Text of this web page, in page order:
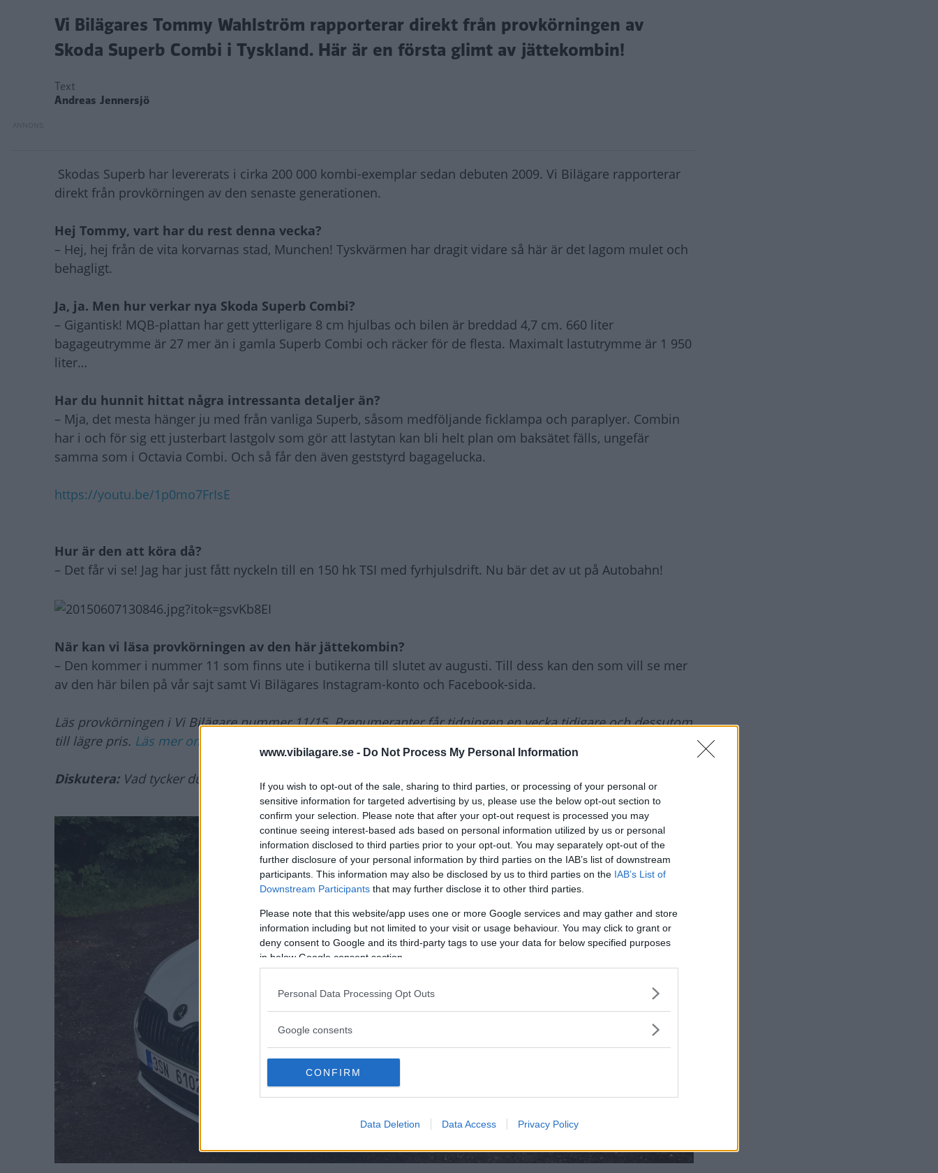
www.vibilagare.se - Do Not Process My Personal Information
If you wish to opt-out of the sale, sharing to third parties, or processing of your personal or
sensitive information for targeted advertising by us, please use the below opt-out section to
confirm your selection. Please note that after your opt-out request is processed you may
continue seeing interest-based ads based on personal information utilized by us or personal
information disclosed to third parties prior to your opt-out. You may separately opt-out of the
further disclosure of your personal information by third parties on the IAB’s list of downstream
participants. This information may also be disclosed by us to third parties on the IAB’s List of
Downstream Participants that may further disclose it to other third parties.
Please note that this website/app uses one or more Google services and may gather and store
information including but not limited to your visit or usage behaviour. You may click to grant or
deny consent to Google and its third-party tags to use your data for below specified purposes
in below Google consent section.
Personal Data Processing Opt Outs
Google consents
CONFIRM
Data Deletion Data Access Privacy Policy
Vi Bilägares Tommy Wahlström rapporterar direkt från provkörningen av
Skoda Superb Combi i Tyskland. Här är en första glimt av jättekombin!
Text
Andreas Jennersjö
Skodas Superb har levererats i cirka 200 000 kombi-exemplar sedan debuten 2009. Vi Bilägare rapporterar
direkt från provkörningen av den senaste generationen.
Hej Tommy, vart har du rest denna vecka?
– Hej, hej från de vita korvarnas stad, Munchen! Tyskvärmen har dragit vidare så här är det lagom mulet och
behagligt.
Ja, ja. Men hur verkar nya Skoda Superb Combi?
­– Gigantisk! MQB-plattan har gett ytterligare 8 cm hjulbas och bilen är breddad 4,7 cm. 660 liter
bagageutrymme är 27 mer än i gamla Superb Combi och räcker för de flesta. Maximalt lastutrymme är 1 950
liter…
Har du hunnit hittat några intressanta detaljer än?
– Mja, det mesta hänger ju med från vanliga Superb, såsom medföljande ficklampa och paraplyer. Combin
har i och för sig ett justerbart lastgolv som gör att lastytan kan bli helt plan om baksätet fälls, ungefär
samma som i Octavia Combi. Och så får den även geststyrd bagagelucka.
https://youtu.be/1p0mo7FrIsE
Hur är den att köra då?
– Det får vi se! Jag har just fått nyckeln till en 150 hk TSI med fyrhjulsdrift. Nu bär det av ut på Autobahn!
När kan vi läsa provkörningen av den här jättekombin?
– Den kommer i nummer 11 som finns ute i butikerna till slutet av augusti. Till dess kan den som vill se mer
av den här bilen på vår sajt samt Vi Bilägares Instagram-konto och Facebook-sida.
Läs provkörningen i Vi Bilägare nummer 11/15. Prenumeranter får tidningen en vecka tidigare och dessutom
till lägre pris. Läs mer om prenumeration här.
Diskutera:Vad tycker du om Skoda Superb Combi?